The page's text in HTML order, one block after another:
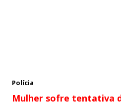
Polícia
Mulher sofre tentativa